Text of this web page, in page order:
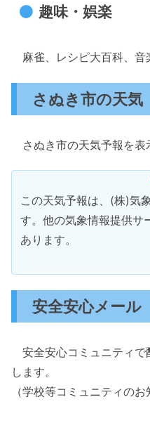
趣味・娯楽
麻雀、レシピ大百科、音
さぬき市の天気
さぬき市の天気予報を表
この天気予報は、(株)気
す。他の気象情報提供サ
あります。
安全安心メール
安全安心コミュニティで
します。
（学校等コミュニティのお